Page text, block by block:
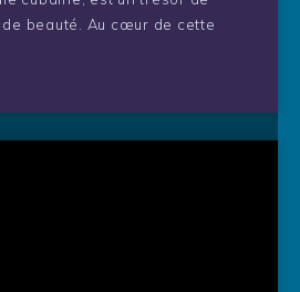
: quand les
mettent en danger
beauté. Au cœur de cette